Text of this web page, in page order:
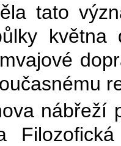
tato
května
nábřeží